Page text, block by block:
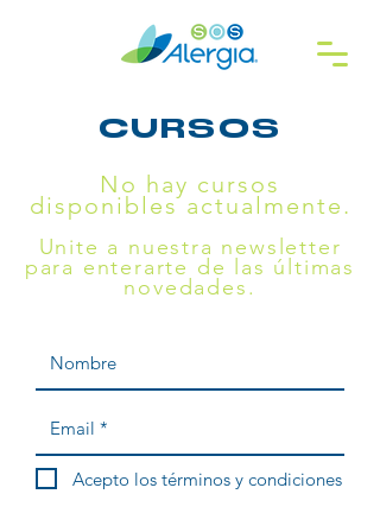
CURSOS
No hay cursos
disponibles actualmente.
Unite a nuestra newsletter
para enterarte de las últimas
novedades.
Acepto los términos y condiciones